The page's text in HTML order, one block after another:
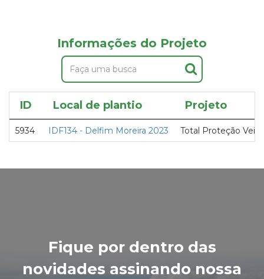
Informações do Projeto
ID Local de plantio Projeto
5934 IDF134 - Delfim Moreira 2023 Total Proteção
Fique por dentro das
novidades assinando nossa